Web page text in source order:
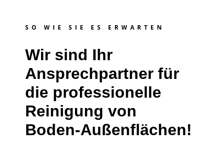
SO WIE SIE ES ERWARTEN
Wir sind Ihr
Ansprechpartner für
die professionelle
Reinigung von
Boden-Außenflächen!